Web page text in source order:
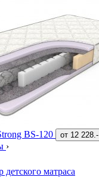
BS-120 от 12 228.-
›
детского матраса